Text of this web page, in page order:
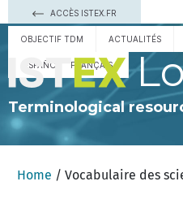
ACCÈS ISTEX.FR
OBJECTIF TDM ACTUALITÉS
ESPAÑOL FRANÇAIS
Terminological
Home / Vocabulaire des